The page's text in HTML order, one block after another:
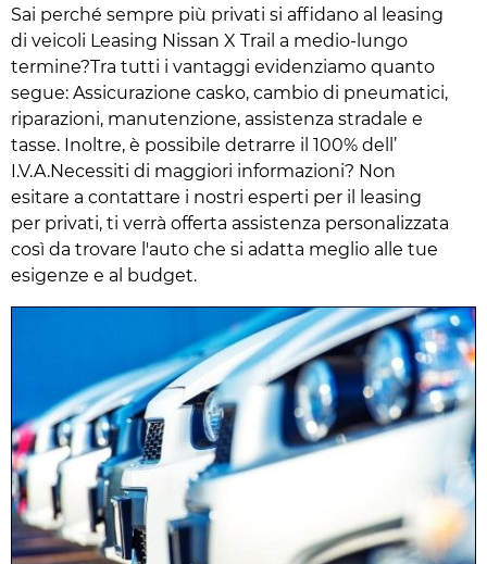
Sai perché sempre più privati si affidano al leasing
di veicoli Leasing Nissan X Trail a medio-lungo
termine?Tra tutti i vantaggi evidenziamo quanto
segue: Assicurazione casko, cambio di pneumatici,
riparazioni, manutenzione, assistenza stradale e
tasse. Inoltre, è possibile detrarre il 100% dell’
I.V.A.Necessiti di maggiori informazioni? Non
esitare a contattare i nostri esperti per il leasing
per privati, ti verrà offerta assistenza personalizzata
così da trovare l'auto che si adatta meglio alle tue
esigenze e al budget.